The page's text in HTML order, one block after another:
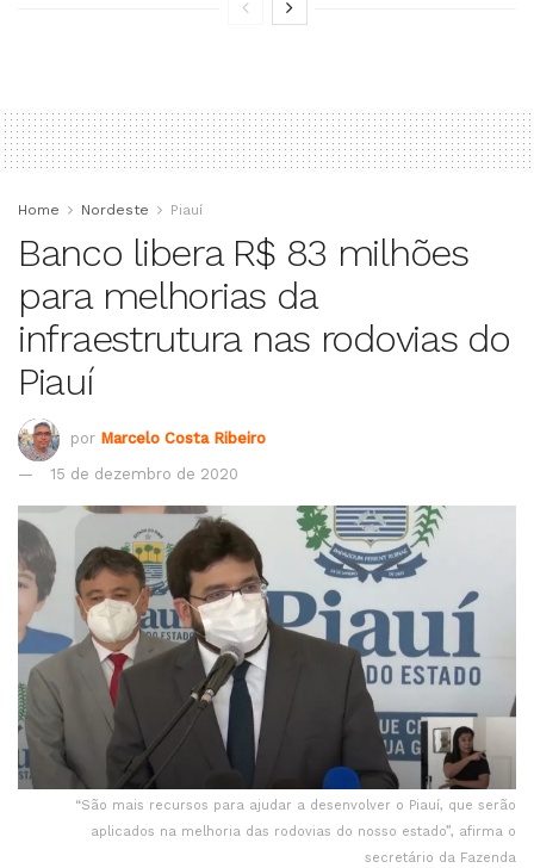
Home Nordeste Piauí
Banco libera R$ 83 milhões
para melhorias da
infraestrutura nas rodovias do
Piauí
por Marcelo Costa Ribeiro
15 de dezembro de 2020
“São mais recursos para ajudar a desenvolver o Piauí, que serão
aplicados na melhoria das rodovias do nosso estado”, afirma o
secretário da Fazenda